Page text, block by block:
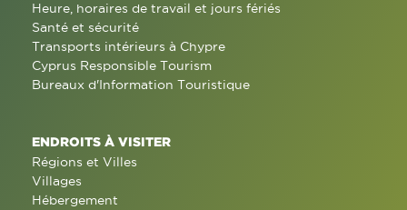
Heure, horaires de travail et jours fériés
Santé et sécurité
Transports intérieurs à Chypre
Cyprus Responsible Tourism
Bureaux d'Information Touristique
ENDROITS À VISITER
Régions et Villes
Villages
Hébergement